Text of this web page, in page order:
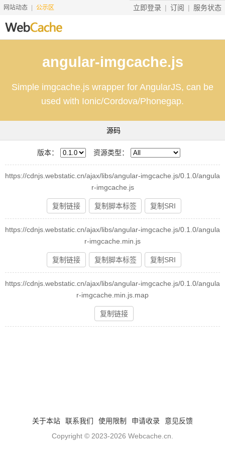
网站动态 公示区 立即登录 订阅 服务状态
文档说明
服务价格
工具
angular-imgcache.js
Simple imgcache.js wrapper for AngularJS, can be
used with Ionic/Cordova/Phonegap.
源码
版本： 资源类型：
https://cdnjs.webstatic.cn/ajax/libs/angular-imgcache.js/0.1.0/angula
r-imgcache.js
复制链接 复制脚本标签 复制SRI
https://cdnjs.webstatic.cn/ajax/libs/angular-imgcache.js/0.1.0/angula
r-imgcache.min.js
复制链接 复制脚本标签 复制SRI
https://cdnjs.webstatic.cn/ajax/libs/angular-imgcache.js/0.1.0/angula
r-imgcache.min.js.map
复制链接
关于本站 联系我们 使用限制 申请收录
意见反馈
Copyright © 2023-2026 Webcache.cn